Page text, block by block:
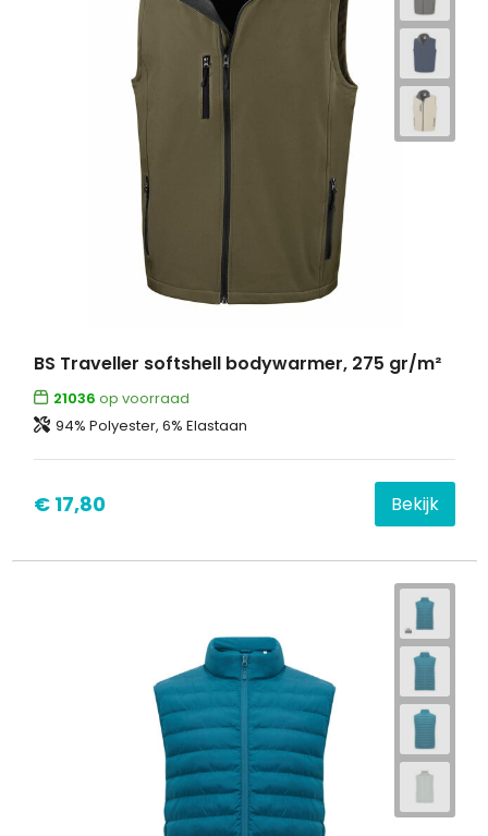
BS Traveller softshell bodywarmer, 275 gr/m²
21036 op voorraad
94% Polyester, 6% Elastaan
€ 17,80 Bekijk